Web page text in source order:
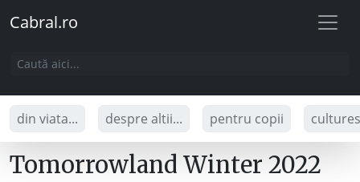
Cabral.ro
din viata... despre altii... pentru copii
Tomorrowland Winter 2022